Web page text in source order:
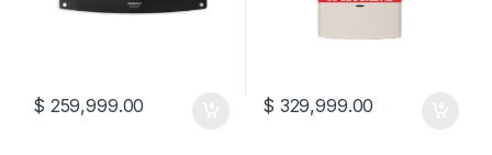
$ 259,999.00 $ 329,999.00